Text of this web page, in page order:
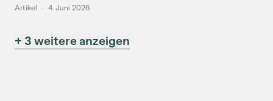
Artikel · 4. Juni 2026
+ 3 weitere anzeigen